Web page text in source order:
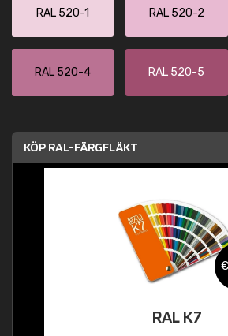
RAL 520-1 RAL 520-2
RAL 520-4 RAL 520-5
KÖP RAL-FÄRGFLÄKT
RAL K7